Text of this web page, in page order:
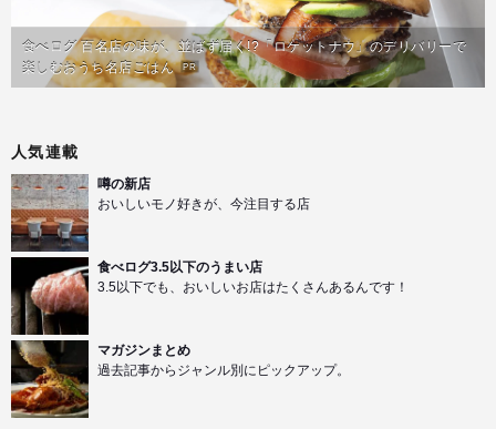
食べログ 百名店の味が、並ばず届く!?「ロケットナウ」のデリバリーで
楽しむおうち名店ごはん PR
人気連載
噂の新店
おいしいモノ好きが、今注目する店
食べログ3.5以下のうまい店
3.5以下でも、おいしいお店はたくさんあるんです！
マガジンまとめ
過去記事からジャンル別にピックアップ。